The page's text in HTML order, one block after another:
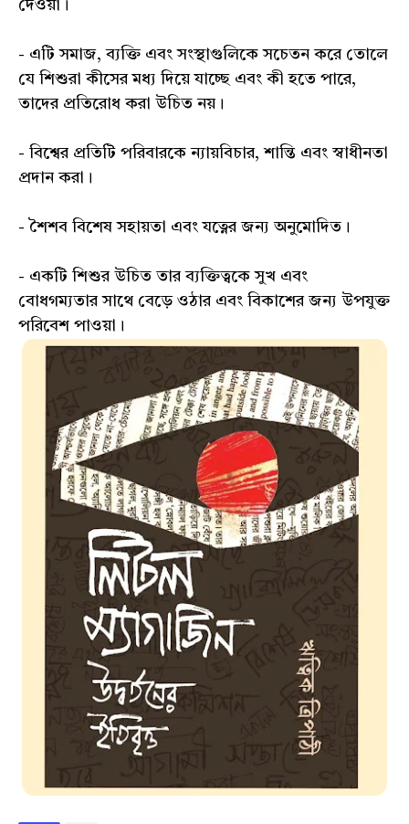
দেওয়া।
- এটি সমাজ, ব্যক্তি এবং সংস্থাগুলিকে সচেতন করে তোলে
যে শিশুরা কীসের মধ্য দিয়ে যাচ্ছে এবং কী হতে পারে,
তাদের প্রতিরোধ করা উচিত নয়।
- বিশ্বের প্রতিটি পরিবারকে ন্যায়বিচার, শান্তি এবং স্বাধীনতা
প্রদান করা।
- শৈশব বিশেষ সহায়তা এবং যত্নের জন্য অনুমোদিত।
- একটি শিশুর উচিত তার ব্যক্তিত্বকে সুখ এবং
বোধগম্যতার সাথে বেড়ে ওঠার এবং বিকাশের জন্য উপযুক্ত
পরিবেশ পাওয়া।